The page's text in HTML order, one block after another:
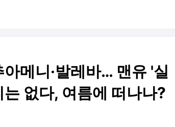
아메니·발레바… 맨유 '실
없다, 여름에 떠나나?